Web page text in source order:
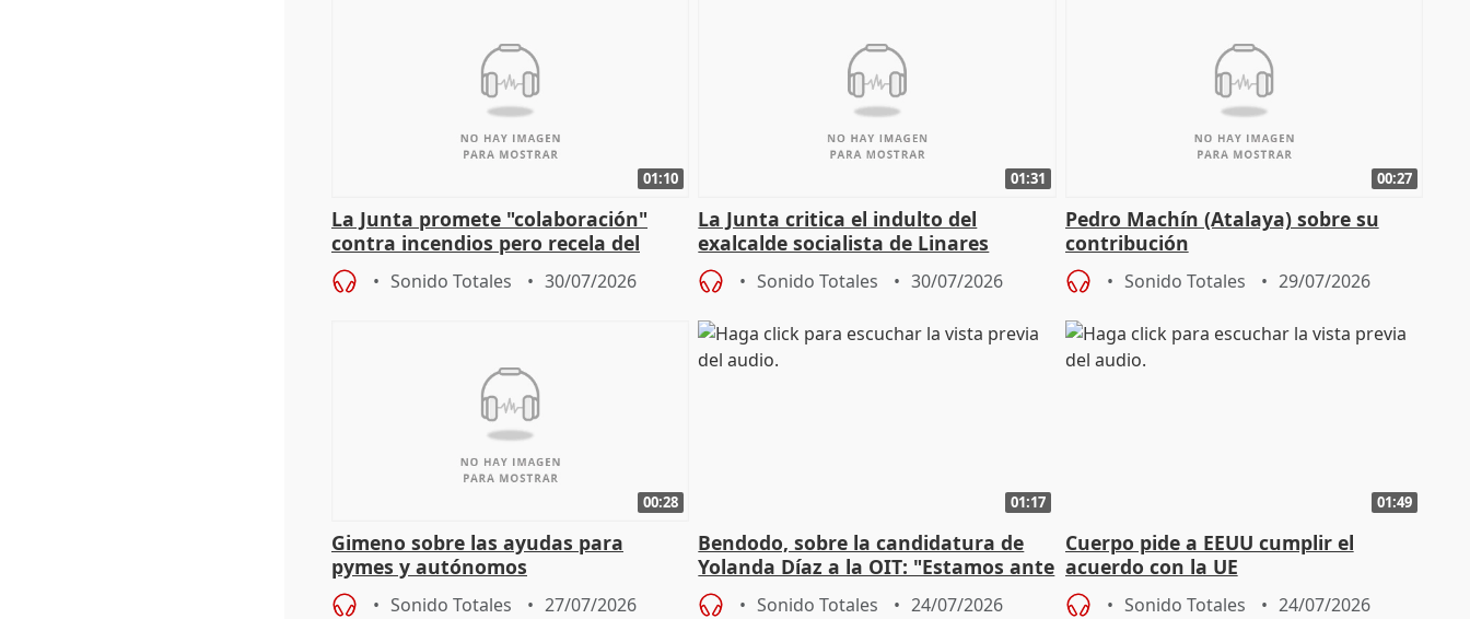
01:10
La Junta promete "colaboración"
contra incendios pero recela del
pacto de Estado de Sánchez
Sonido Totales 30/07/2026
01:31
La Junta critica el indulto del
exalcalde socialista de Linares
"condenado por corrupción"
Sonido Totales 30/07/2026
00:27
Pedro Machín (Atalaya) sobre su
contribución
Sonido Totales 29/07/2026
00:28
Gimeno sobre las ayudas para
pymes y autónomos
Sonido Totales 27/07/2026
01:17
Bendodo, sobre la candidatura de
Yolanda Díaz a la OIT: "Estamos ante
un plan de evacuación"
Sonido Totales 24/07/2026
01:49
Cuerpo pide a EEUU cumplir el
acuerdo con la UE
Sonido Totales 24/07/2026